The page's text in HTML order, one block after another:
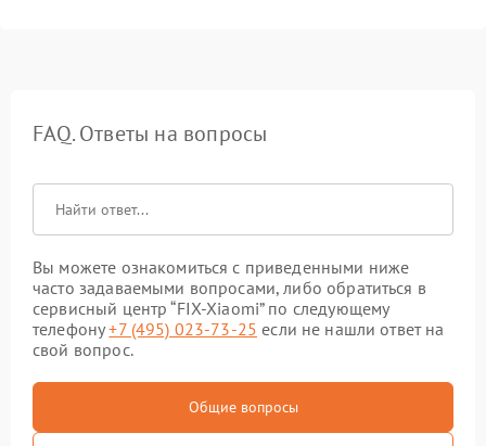
FAQ. Ответы на вопросы
Вы можете ознакомиться с приведенными ниже
часто задаваемыми вопросами, либо обратиться в
сервисный центр “FIX-Xiaomi” по следующему
телефону+7 (495) 023-73-25 если не нашли ответ на
свой вопрос.
Общие вопросы